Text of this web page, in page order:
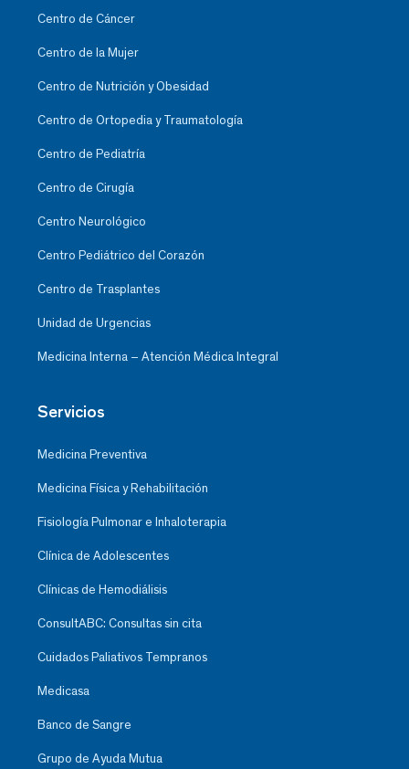
Centro de Cáncer
Centro de la Mujer
Centro de Nutrición y Obesidad
Centro de Ortopedia y Traumatología
Centro de Pediatría
Centro de Cirugía
Centro Neurológico
Centro Pediátrico del Corazón
Centro de Trasplantes
Unidad de Urgencias
Medicina Interna – Atención Médica Integral
Servicios
Medicina Preventiva
Medicina Física y Rehabilitación
Fisiología Pulmonar e Inhaloterapia
Clínica de Adolescentes
Clínicas de Hemodiálisis
ConsultABC: Consultas sin cita
Cuidados Paliativos Tempranos
Medicasa
Banco de Sangre
Grupo de Ayuda Mutua